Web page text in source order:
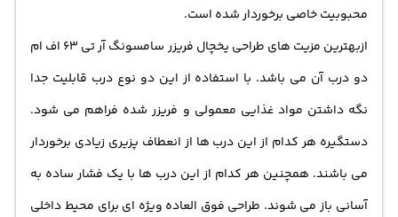
محبوبیت خاصی برخوردار شده است.
ازبهترین مزیت های طراحی یخچال فریزر سامسونگ آر تی 63 اف ام
دو درب آن می باشد. با استفاده از این دو نوع درب قابلیت جدا
نگه داشتن مواد غذایی معمولی و فریزر شده فراهم می شود.
دستگیره هر کدام از این درب ها از انعطاف پزیری زیادی برخوردار
می باشند. همچنین هر کدام از این درب ها با یک فشار ساده به
آسانی باز می شوند. طراحی فوق العاده ویژه ای برای محیط داخلی